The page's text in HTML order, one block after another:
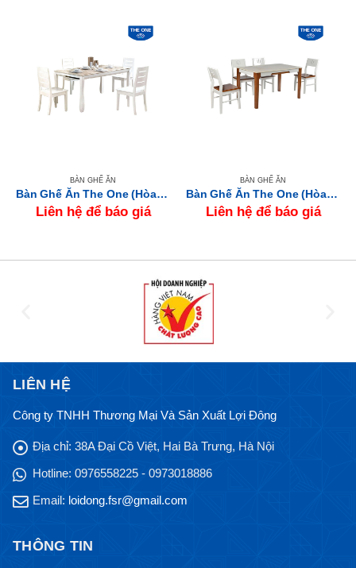
BÀN GHẾ ĂN
Bàn Ghế Ăn The One (Hòa Phát) HGB60B-HGG60
Liên hệ để báo giá
BÀN GHẾ ĂN
Bàn Ghế Ăn The One (Hòa Phát) HGB67B-HGG67
Liên hệ để báo giá
LIÊN HỆ
Công ty TNHH Thương Mại Và Sản Xuất Lợi Đông
Địa chỉ: 38A Đại Cồ Việt, Hai Bà Trưng, Hà Nội
Hotline: 0976558225 - 0973018886
Email: loidong.fsr@gmail.com
THÔNG TIN